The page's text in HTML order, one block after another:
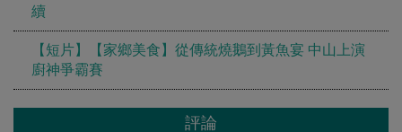
續
【短片】【家鄉美食】從傳統燒鵝到黃魚宴 中山上演
廚神爭霸賽
評論